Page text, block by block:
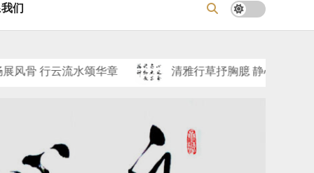
们
水颂华章 清雅行草抒胸臆 静心无求见精神——郭万